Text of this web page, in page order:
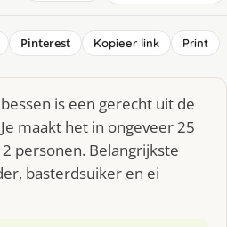
Pinterest Kopieer link Print
is een gerecht uit de
maakt het in ongeveer 25
personen. Belangrijkste
basterdsuiker en ei